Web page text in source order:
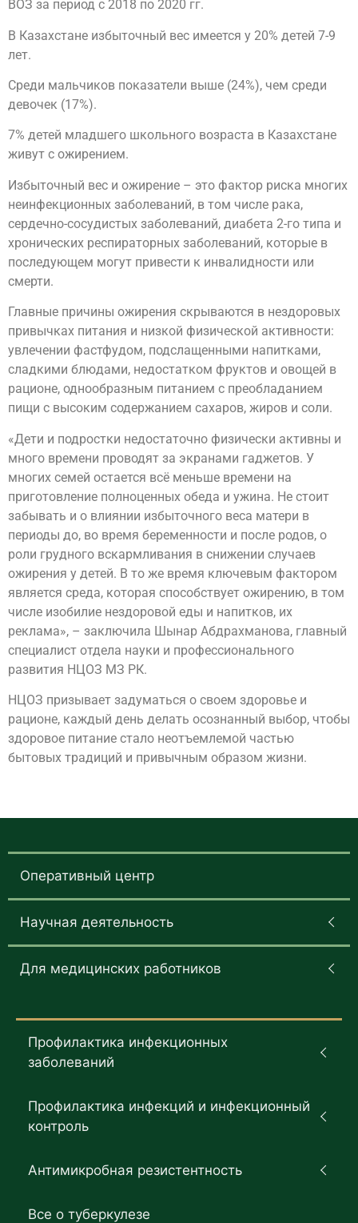
ВОЗ за период с 2018 по 2020 гг.
В Казахстане избыточный вес имеется у 20% детей 7-9
лет.
Среди мальчиков показатели выше (24%), чем среди
девочек (17%).
7% детей младшего школьного возраста в Казахстане
живут с ожирением.
Избыточный вес и ожирение – это фактор риска многих
неинфекционных заболеваний, в том числе рака,
сердечно-сосудистых заболеваний, диабета 2-го типа и
хронических респираторных заболеваний, которые в
последующем могут привести к инвалидности или
смерти.
Главные причины ожирения скрываются в нездоровых
привычках питания и низкой физической активности:
увлечении фастфудом, подслащенными напитками,
сладкими блюдами, недостатком фруктов и овощей в
рационе, однообразным питанием с преобладанием
пищи с высоким содержанием сахаров, жиров и соли.
«Дети и подростки недостаточно физически активны и
много времени проводят за экранами гаджетов. У
многих семей остается всё меньше времени на
приготовление полноценных обеда и ужина. Не стоит
забывать и о влиянии избыточного веса матери в
периоды до, во время беременности и после родов, о
роли грудного вскармливания в снижении случаев
ожирения у детей. В то же время ключевым фактором
является среда, которая способствует ожирению, в том
числе изобилие нездоровой еды и напитков, их
реклама», – заключила Шынар Абдрахманова, главный
специалист отдела науки и профессионального
развития НЦОЗ МЗ РК.
НЦОЗ призывает задуматься о своем здоровье и
рационе, каждый день делать осознанный выбор, чтобы
здоровое питание стало неотъемлемой частью
бытовых традиций и привычным образом жизни.
Оперативный центр
Научная деятельность
Для медицинских работников
Профилактика инфекционных
заболеваний
Профилактика инфекций и инфекционный
контроль
Антимикробная резистентность
Все о туберкулезе